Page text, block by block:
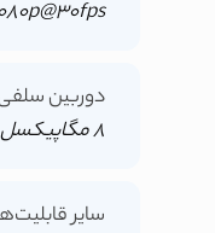
دوربین
8 مگاپیکسل
سایر